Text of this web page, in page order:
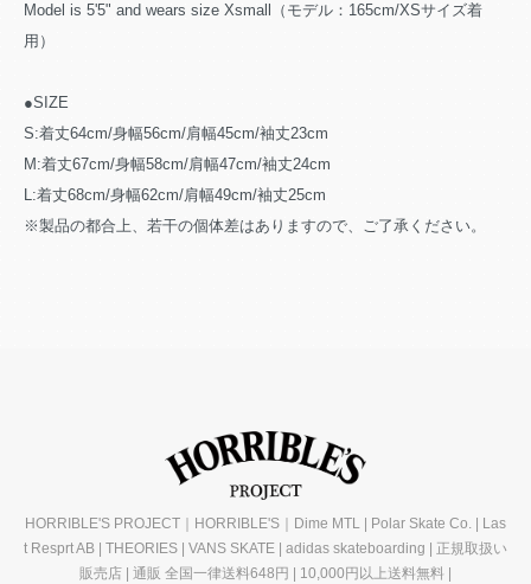
Model is 5'5" and wears size Xsmall（モデル：165cm/XSサイズ着
用）
●SIZE
S:着丈64cm/身幅56cm/肩幅45cm/袖丈23cm
M:着丈67cm/身幅58cm/肩幅47cm/袖丈24cm
L:着丈68cm/身幅62cm/肩幅49cm/袖丈25cm
※製品の都合上、若干の個体差はありますので、ご了承ください。
HORRIBLE'S PROJECT｜HORRIBLE'S｜Dime MTL | Polar Skate Co. | Las
t Resprt AB | THEORIES | VANS SKATE | adidas skateboarding | 正規取扱い
販売店 | 通販 全国一律送料648円 | 10,000円以上送料無料 |